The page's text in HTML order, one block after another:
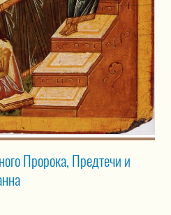
Пророка, Предтечи и